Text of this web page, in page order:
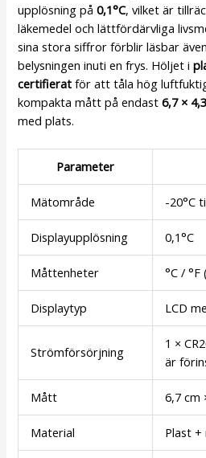
upplösning på0,1°C, vilket är
läkemedel och lättfördärvliga
sina stora siffror förblir läsbar
belysningen inuti en frys. Höljet i
certifierat för att tåla hög
kompakta mått på endast6,7 ×
med plats.
Parameter
Mätområde -20°C
Displayupplösning 0,1°C
Måttenheter °C /
Displaytyp LCD
Strömförsörjning
1 ×
är
Mått 6,7 cm
Material Plast +